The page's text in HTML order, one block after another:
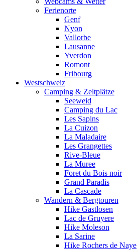
Ferienorte
Genf
Nyon
Vallorbe
Lausanne
Yverdon
Romont
Fribourg
Westschweiz
Camping & Zeltplätze
Seeweid
Camping du Lac
Les Sapins
La Cuizon
La Maladaire
Les Grangettes
Rive-Bleue
La Muree
Foret du Bois noir
Grand Paradis
La Cascade
Wandern & Bergtouren
Hike Gastlosen
Lac de Gruyere
Hike Moleson
La Sarine
Hike Rochers de Naye